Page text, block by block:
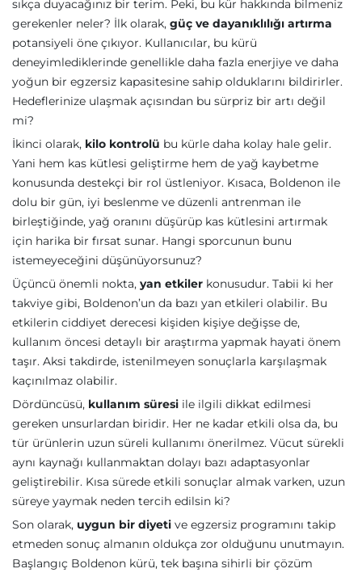
sıkça duyacağınız bir terim. Peki, bu kür hakkında bilmeniz
gerekenler neler? İlk olarak, güç ve dayanıklılığı artırma
potansiyeli öne çıkıyor. Kullanıcılar, bu kürü
deneyimlediklerinde genellikle daha fazla enerjiye ve daha
yoğun bir egzersiz kapasitesine sahip olduklarını bildirirler.
Hedeflerinize ulaşmak açısından bu sürpriz bir artı değil
mi?
İkinci olarak, kilo kontrolü bu kürle daha kolay hale gelir.
Yani hem kas kütlesi geliştirme hem de yağ kaybetme
konusunda destekçi bir rol üstleniyor. Kısaca, Boldenon ile
dolu bir gün, iyi beslenme ve düzenli antrenman ile
birleştiğinde, yağ oranını düşürüp kas kütlesini artırmak
için harika bir fırsat sunar. Hangi sporcunun bunu
istemeyeceğini düşünüyorsunuz?
Üçüncü önemli nokta, yan etkiler konusudur. Tabii ki her
takviye gibi, Boldenon’un da bazı yan etkileri olabilir. Bu
etkilerin ciddiyet derecesi kişiden kişiye değişse de,
kullanım öncesi detaylı bir araştırma yapmak hayati önem
taşır. Aksi takdirde, istenilmeyen sonuçlarla karşılaşmak
kaçınılmaz olabilir.
Dördüncüsü, kullanım süresi ile ilgili dikkat edilmesi
gereken unsurlardan biridir. Her ne kadar etkili olsa da, bu
tür ürünlerin uzun süreli kullanımı önerilmez. Vücut sürekli
aynı kaynağı kullanmaktan dolayı bazı adaptasyonlar
geliştirebilir. Kısa sürede etkili sonuçlar almak varken, uzun
süreye yaymak neden tercih edilsin ki?
Son olarak, uygun bir diyeti ve egzersiz programını takip
etmeden sonuç almanın oldukça zor olduğunu unutmayın.
Başlangıç Boldenon kürü, tek başına sihirli bir çözüm